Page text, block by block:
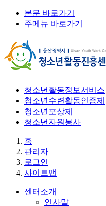
본문 바로가기
주메뉴 바로가기
청소년활동정보서비스
청소년수련활동인증제
청소년포상제
청소년자원봉사
홈
관리자
로그인
사이트맵
센터소개
인사말